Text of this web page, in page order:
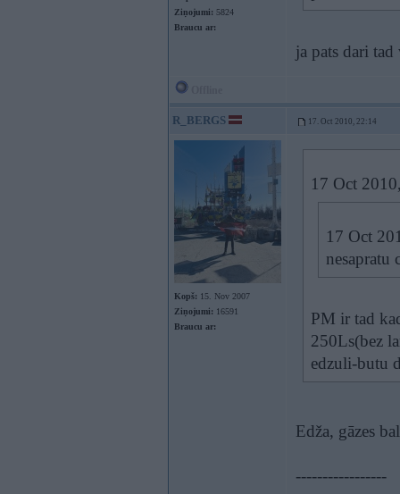
Ziņojumi: 5824
Braucu ar:
ja pats dari
R_BERGS 17. Oct 2010, 22:14
Kopš: 15. Nov 2007
Ziņojumi: 16591
Braucu ar:
17 Oct
17 Oct
nesapratu
PM ir tad
250Ls(bez
edzuli-butu
Edža, gāzes
-----------------